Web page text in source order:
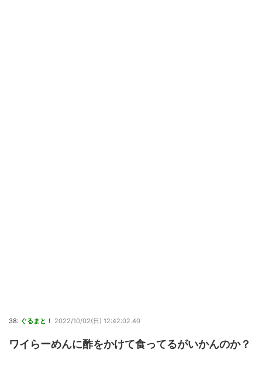
38: ぐるまと！ 2022/10/02(日) 12:42:02.40
ワイらーめんに酢をかけて食ってるがいかんのか？